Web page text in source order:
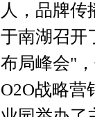
人，品牌传
于南湖召
布局峰会"
O2O战略营